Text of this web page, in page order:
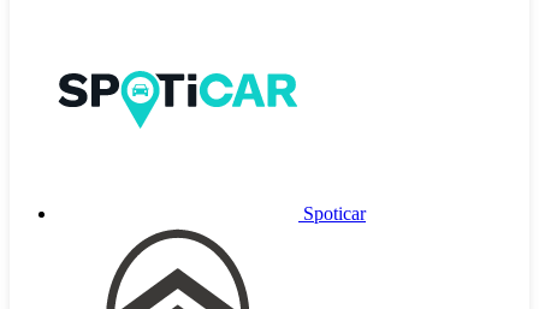
Spoticar